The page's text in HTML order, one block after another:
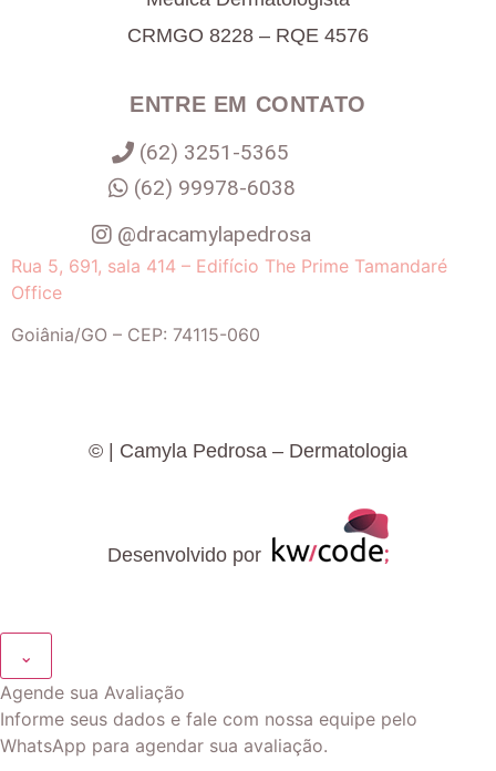
CRMGO 8228 – RQE 4576
ENTRE EM CONTATO
(62) 3251-5365
(62) 99978-6038
@dracamylapedrosa
Rua 5, 691, sala 414 – Edifício The Prime Tamandaré
Office
Goiânia/GO – CEP: 74115-060
© | Camyla Pedrosa – Dermatologia
Desenvolvido por
⌄
Agende sua Avaliação
Informe seus dados e fale com nossa equipe pelo
WhatsApp para agendar sua avaliação.